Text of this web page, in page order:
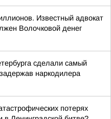
Известный адвокат
Волочковой денег
сделали самый
наркодилера
потерях